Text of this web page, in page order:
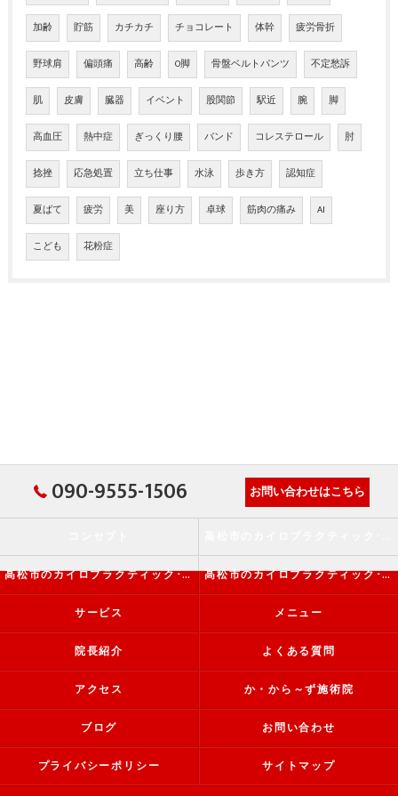
加齢 貯筋 カチカチ チョコレート 体幹 疲労骨折
野球肩 偏頭痛 高齢 O脚 骨盤ベルトパンツ 不定愁訴
肌 皮膚 臓器 イベント 股関節 駅近 腕 脚
高血圧 熱中症 ぎっくり腰 バンド コレステロール 肘
捻挫 応急処置 立ち仕事 水泳 歩き方 認知症
夏ばて 疲労 美 座り方 卓球 筋肉の痛み AI
こども 花粉症
090-9555-1506 お問い合わせはこちら
高松市のカイロプラクティック･か・から～ず施術院の評判 高松市のカイロプラクティック･か・から～ず施術院のお客様の声
サービス メニュー
院長紹介 よくある質問
アクセス か・から～ず施術院
ブログ お問い合わせ
プライバシーポリシー サイトマップ